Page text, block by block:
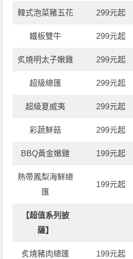
韓式泡菜豬五花 299元起
鐵板雙牛 299元起
炙燒明太子嫩雞 299元起
超級總匯 299元起
超級夏威夷 299元起
彩蔬鮮菇 299元起
BBQ黃金嫩雞 199元起
熱帶鳳梨海鮮總
匯
199元起
【超值系列披
薩】
炙燒豬肉總匯 199元起